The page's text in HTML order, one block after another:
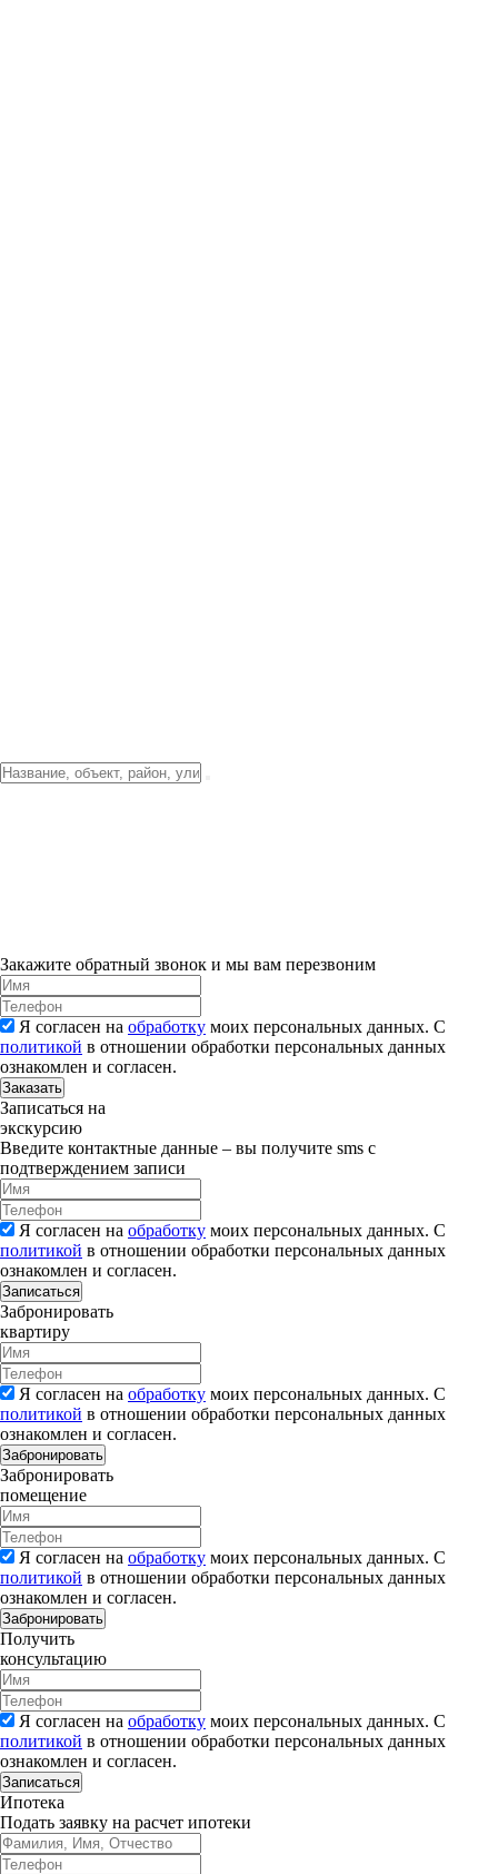
Закажите обратный звонок и мы вам перезвоним
Я согласен на обработку моих персональных данных. С
политикой в отношении обработки персональных данных
ознакомлен и согласен.
Заказать
Записаться на
экскурсию
Введите контактные данные – вы получите sms с
подтверждением записи
Я согласен на обработку моих персональных данных. С
политикой в отношении обработки персональных данных
ознакомлен и согласен.
Записаться
Забронировать
квартиру
Я согласен на обработку моих персональных данных. С
политикой в отношении обработки персональных данных
ознакомлен и согласен.
Забронировать
Забронировать
помещение
Я согласен на обработку моих персональных данных. С
политикой в отношении обработки персональных данных
ознакомлен и согласен.
Забронировать
Получить
консультацию
Я согласен на обработку моих персональных данных. С
политикой в отношении обработки персональных данных
ознакомлен и согласен.
Записаться
Ипотека
Подать заявку на расчет ипотеки